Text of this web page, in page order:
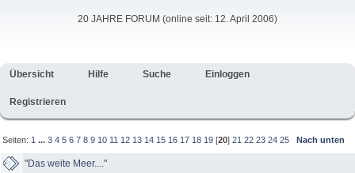
20 JAHRE FORUM (online seit: 12. April 2006)
Übersicht Hilfe Suche Einloggen
Registrieren
Seiten: 1 ...3 4 5 6 7 8 9 10 11 12 13 14 15 16 17 18 19 [20]21 22 23 24 25 Nach unten
"Das weite Meer...."